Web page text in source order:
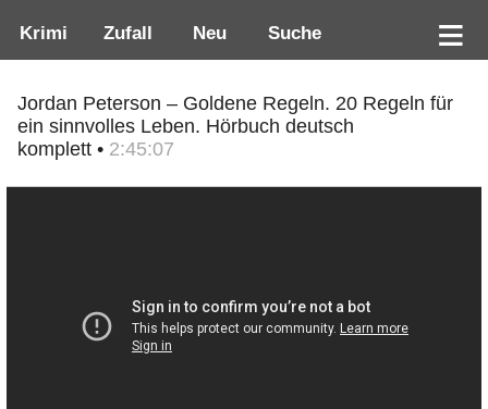
Krimi Zufall Neu Suche
Jordan Peterson – Goldene Regeln. 20 Regeln für
ein sinnvolles Leben. Hörbuch deutsch
komplett • 2:45:07